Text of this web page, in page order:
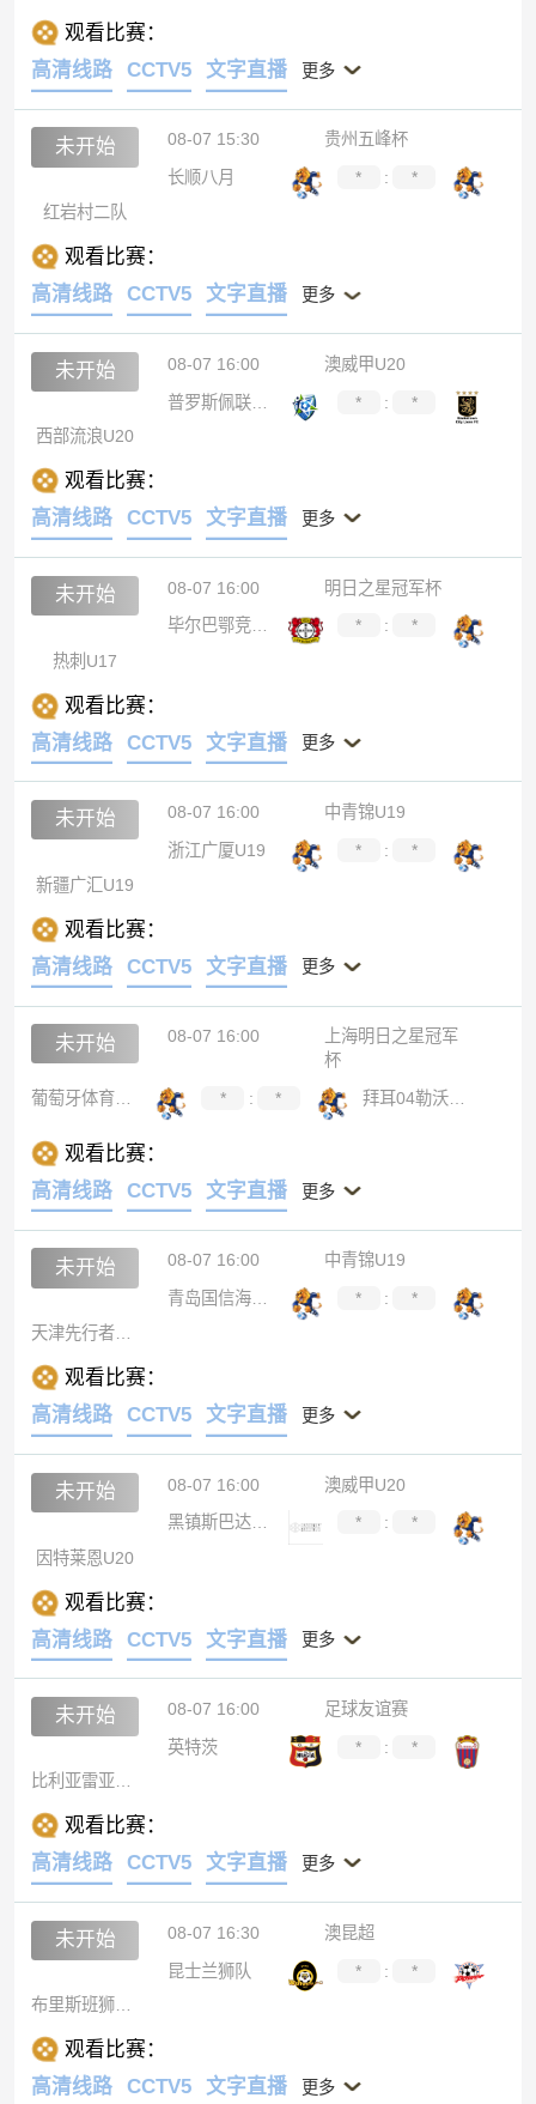
观看比赛：
高清线路
CCTV5 文字直播 更多
未开始 08-07 15:30
贵州五峰杯
长顺八月
* :
*
红岩村二队
观看比赛：
高清线路
CCTV5 文字直播 更多
未开始 08-07 16:00
澳威甲U20
普罗斯佩联U20
* :
*
西部流浪U20
观看比赛：
高清线路
CCTV5 文字直播 更多
未开始 08-07 16:00
明日之星冠军杯
毕尔巴鄂竞技U17
* :
*
热刺U17
观看比赛：
高清线路
CCTV5 文字直播 更多
未开始 08-07 16:00
中青锦U19
浙江广厦U19
* :
*
新疆广汇U19
观看比赛：
高清线路
CCTV5 文字直播 更多
未开始 08-07 16:00
上海明日之星冠军
杯
* : *
观看比赛：
高清线路
CCTV5 文字直播 更多
未开始 08-07 16:00
中青锦U19
青岛国信海天U19
* :
*
天津先行者U19
观看比赛：
高清线路
CCTV5 文字直播 更多
未开始 08-07 16:00
澳威甲U20
黑镇斯巴达U20
* :
*
因特莱恩U20
观看比赛：
高清线路
CCTV5 文字直播 更多
未开始 08-07 16:00
足球友谊赛
英特茨
* :
*
比利亚雷亚尔B队
观看比赛：
高清线路
CCTV5 文字直播 更多
未开始 08-07 16:30
澳昆超
昆士兰狮队
* :
*
观看比赛：
高清线路
CCTV5 文字直播 更多